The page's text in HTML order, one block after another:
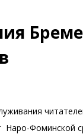
Наро-Фоминской